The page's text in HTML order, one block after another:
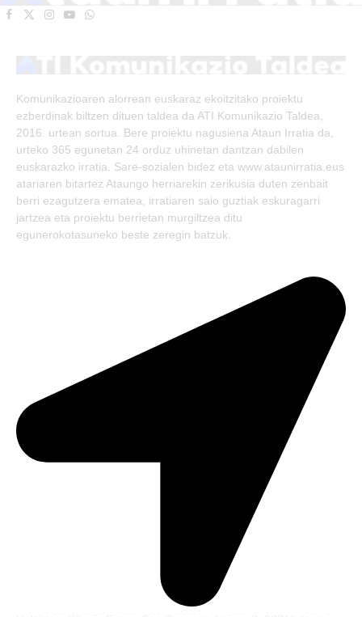
Facebook
X
Instagram
YouTubeWhatsApp
Komunikazioaren alorrean euskaraz ekoitzitako proiektu
ezberdinak biltzen dituen taldea da ATI Komunikazio Taldea,
2016. urtean sortua. Bere proiektu nagusiena Ataun Irratia da,
urteko 365 egunetan 24 orduz uhinetan dantzan dabilen
euskarazko irratia. Sare-sozialen bidez eta www.ataunirratia.eus
atariaren bitartez Ataungo herriarekin zerikusia duten zenbait
berri ezagutzera ematea, irratiaren saio guztiak eskuragarri
jartzea eta proiektu berrietan murgiltzea ditu
egunerokotasuneko beste zeregin batzuk.